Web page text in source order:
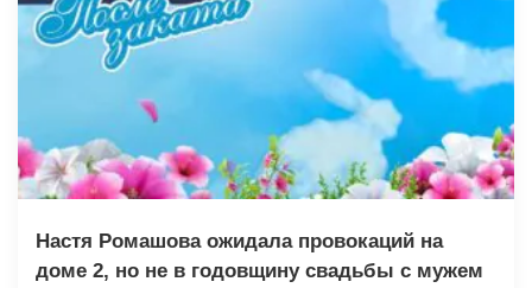
Настя Ромашова ожидала провокаций на
доме 2, но не в годовщину свадьбы с мужем